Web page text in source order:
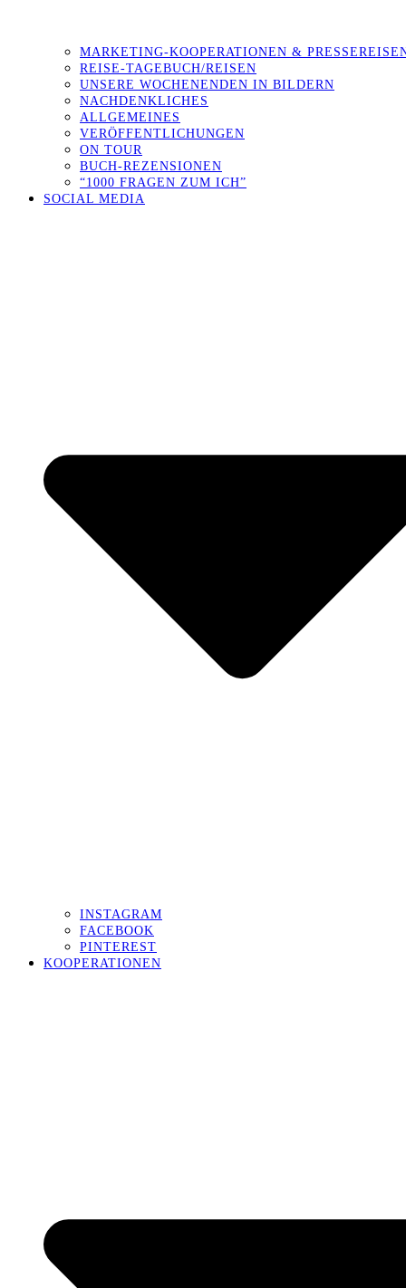
MARKETING-KOOPERATIONEN &
REISE-TAGEBUCH/REISEN
UNSERE WOCHENENDEN IN BILDERN
NACHDENKLICHES
ALLGEMEINES
VERÖFFENTLICHUNGEN
ON TOUR
BUCH-REZENSIONEN
“1000 FRAGEN ZUM ICH”
SOCIAL MEDIA
INSTAGRAM
FACEBOOK
PINTEREST
KOOPERATIONEN